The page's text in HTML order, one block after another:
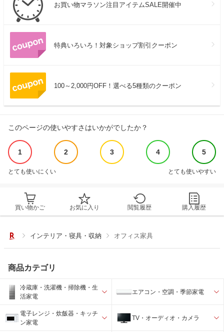
お買い物マラソン注目アイテムSALE開催中
特典いろいろ！対象ショップ割引クーポン
100～2,000円OFF！選べる5種類のクーポン
このページの使いやすさはいかがでしたか？
1 2 3 4 5
とても使いにくい とても使いやすい
買い物かご お気に入り 閲覧履歴 購入履歴
インテリア・寝具・収納 オフィス家具
商品カテゴリ
冷蔵庫・洗濯機・掃除機・生
活家電
エアコン・空調・季節家電
電子レンジ・炊飯器・キッチ
ン家電
TV・オーディオ・カメラ